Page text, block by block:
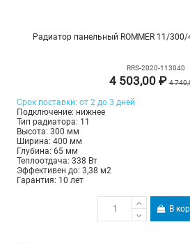
Радиатор панельный ROMMER 11/
RRS-2020-113040
4 503,00 ₽4
Срок поставки: от 2 до 3 дней
Подключение: нижнее
Тип радиатора: 11
Высота: 300 мм
Ширина: 400 мм
Глубина: 65 мм
Теплоотдача: 338 Вт
Эффективен до: 3,38 м2
Гарантия: 10 лет
В